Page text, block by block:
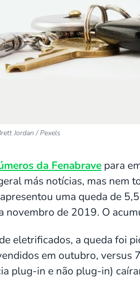
Jordan / Pexels
da Fenabrave para
más notícias, mas nem
uma queda de
novembro de 2019. O
eletrificados, a queda foi
em outubro, versus
plug-in e não plug-in)